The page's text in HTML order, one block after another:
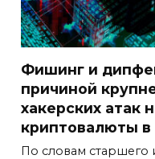
Фишинг и
причиной
хакерских атак
криптовалюты в
По словам старшего